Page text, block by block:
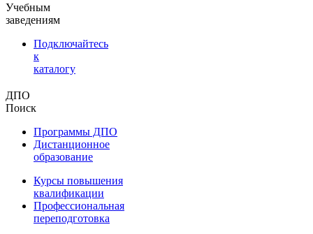
Учебным
заведениям
Подключайтесь
к
каталогу
ДПО
Поиск
Программы ДПО
Дистанционное
образование
Курсы повышения
квалификации
Профессиональная
переподготовка